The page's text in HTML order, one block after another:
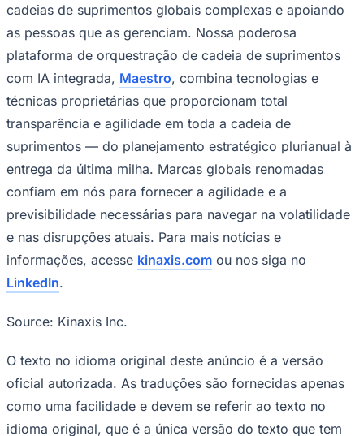
Mirassol
cadeias de suprimentos globais complexas e apoiando
as pessoas que as gerenciam. Nossa poderosa
plataforma de orquestração de cadeia de suprimentos
com IA integrada, Maestro, combina tecnologias e
técnicas proprietárias que proporcionam total
transparência e agilidade em toda a cadeia de
suprimentos — do planejamento estratégico plurianual à
entrega da última milha. Marcas globais renomadas
confiam em nós para fornecer a agilidade e a
previsibilidade necessárias para navegar na volatilidade
e nas disrupções atuais. Para mais notícias e
informações, acesse kinaxis.com ou nos siga no
LinkedIn.
Source: Kinaxis Inc.
O texto no idioma original deste anúncio é a versão
oficial autorizada. As traduções são fornecidas apenas
como uma facilidade e devem se referir ao texto no
idioma original, que é a única versão do texto que tem